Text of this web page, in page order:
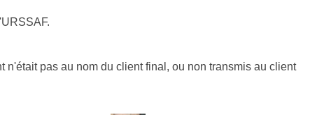
pas au nom du client final, ou non transmis au client